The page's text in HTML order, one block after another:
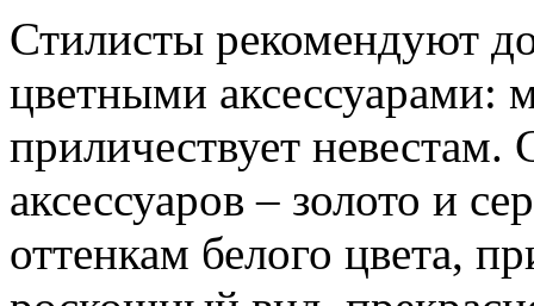
Стилисты рекомендуют
цветными аксессуарами:
приличествует
аксессуаров – золото и
оттенкам белого цвета,